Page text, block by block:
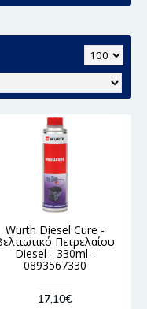
Wurth Diesel Cure -
Πετρελαίου
Diesel - 330ml -
0893567330
17,10€